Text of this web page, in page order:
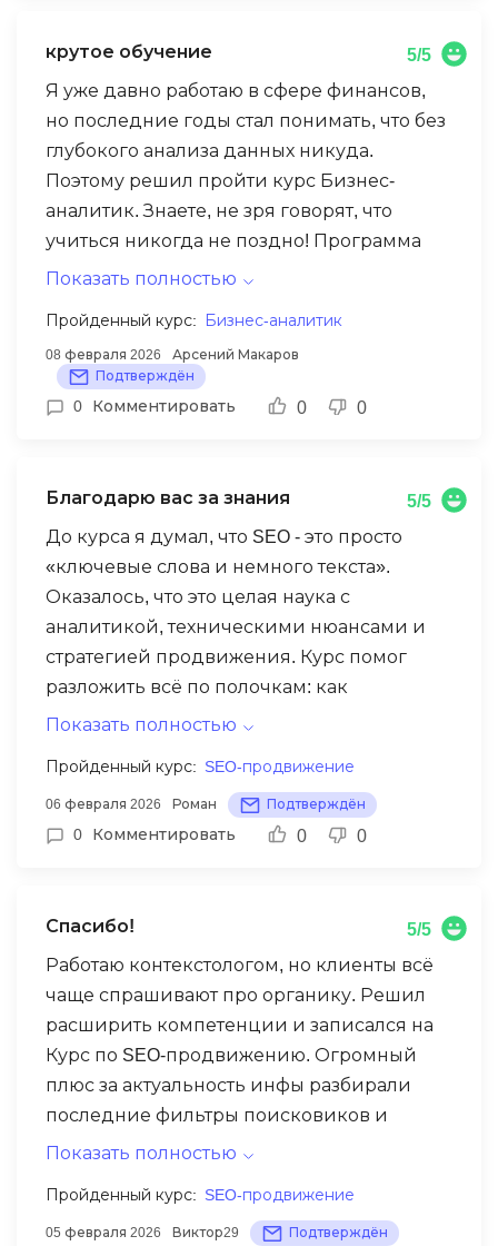
Спасибо за этот толчок в развитии!
крутое обучение
5/5
Я уже давно работаю в сфере финансов,
но последние годы стал понимать, что без
глубокого анализа данных никуда.
Поэтому решил пройти курс Бизнес-
аналитик. Знаете, не зря говорят, что
учиться никогда не поздно! Программа
оказалась очень сильной: много
сферы и ритейла, и самое главное всё это
можно сразу применять на работе.
Особенно полезной оказалась часть про
моделирование процессов и работу с
компании принимать эффективные
решения. Ещё один плюс после курса
сделал два отличных проекта, которые
добавил в портфолио. Работодатели
оценили, и теперь предложений стало
гораздо больше. Однозначно рекомендую
этот курс всем, кто хочет усилить свои
позиции на рынке труда!
Показать полностью
Пройденный курс: Бизнес-аналитик
08 февраля 2026
Арсений Макаров
Подтверждён
0 Комментировать 0 0
Благодарю вас за знания
5/5
До курса я думал, что SEO - это просто
«ключевые слова и немного текста».
Оказалось, что это целая наука с
аналитикой, техническими нюансами и
стратегией продвижения. Курс помог
разложить всё по полочкам: как
проводить аудит, исправлять ошибки на
использовать AI для ускорения работы.
Теперь я могу вести сайт самостоятельно,
трафик растет без постоянной рекламы.
Показать полностью
Пройденный курс: SEO-продвижение
06 февраля 2026 Роман Подтверждён
0 Комментировать 0 0
Спасибо!
5/5
Работаю контекстологом, но клиенты всё
чаще спрашивают про органику. Решил
расширить компетенции и записался на
Курс по SEO-продвижению. Огромный
плюс за актуальность инфы разбирали
последние фильтры поисковиков и
факторы E-E-A-T. Никаких методов из 2010-
зашли лайфхаки по работе с
поведенческими факторами.
Показать полностью
Пройденный курс: SEO-продвижение
05 февраля 2026 Виктор29 Подтверждён